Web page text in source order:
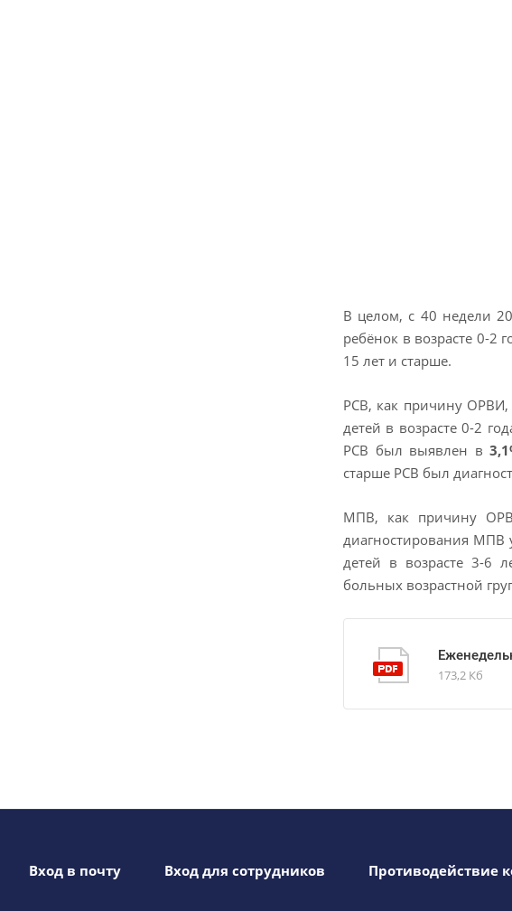
В целом, c 40 недели
ребёнок в возрасте 0-2
15 лет и старше.
РСВ, как причину ОРВИ,
детей в возрасте 0-2
РСВ был выявлен в
старше РСВ был
МПВ, как причину
диагностирования МПВ
детей в возрасте 3-
больных возрастной
173,2 Кб
Вход в почту Вход для сотрудников Противодействие